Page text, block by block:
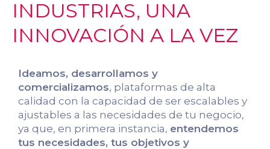
INDUSTRIAS, UNA
INNOVACIÓN A LA VEZ
Ideamos, desarrollamos y
comercializamos, plataformas de alta
calidad con la capacidad de ser escalables y
ajustables a las necesidades de tu negocio,
ya que, en primera instancia, entendemos
tus necesidades, tus objetivos y